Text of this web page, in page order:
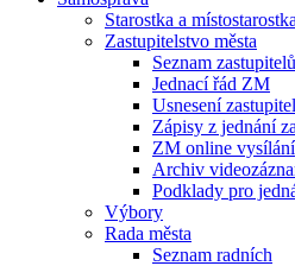
Starostka a místostarostka
Zastupitelstvo města
Seznam zastupitelů
Jednací řád ZM
Usnesení
Zápisy z jednání
ZM online vysílání
Archiv
Podklady pro
Výbory
Rada města
Seznam radních